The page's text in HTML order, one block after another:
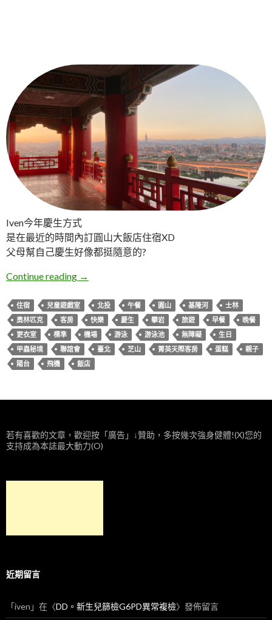
Iven今年慶生方式
是在最近的時間內訂圓山大飯店住宿XD
父母幫自己慶生好像都挺隨意的?
Continue reading 臺北夏天慶生親子兩日遊
→
住宿 兒童遊戲室 北投 午餐 圓山 基隆河
士林
奧林匹克
客房 快樂 慶生 攀岩 旅遊 早餐
晚餐
更衣室
標準 機場 游泳 游泳池 無障礙
生日
甲蟲秘境
聯誼會 臺北 芝山 菁英天際客房 蛋糕
親子
陽台
飛機 飯店
若有喜歡的文章，歡迎按「廣告」↓贊助，多按幾次強身健體!(X)您的
支持成為本誌最大動力(O)
近期留言
「iven 」在〈DD。新生兒篩檢G6PD異常複檢〉發佈留言